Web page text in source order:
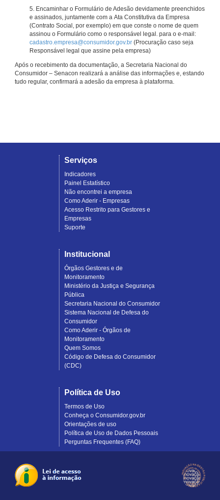
5. Encaminhar o Formulário de Adesão devidamente preenchidos
e assinados, juntamente com a Ata Constitutiva da Empresa
(Contrato Social, por exemplo) em que conste o nome de quem
assinou o Formulário como o responsável legal. para o e-mail:
cadastro.empresa@consumidor.gov.br (Procuração caso seja
Responsável legal que assine pela empresa)
Após o recebimento da documentação, a Secretaria Nacional do
Consumidor – Senacon realizará a análise das informações e, estando
tudo regular, confirmará a adesão da empresa à plataforma.
Serviços
Indicadores
Painel Estatístico
Não encontrei a empresa
Como Aderir - Empresas
Acesso Restrito para Gestores e
Empresas
Suporte
Institucional
Órgãos Gestores e de
Monitoramento
Ministério da Justiça e Segurança
Pública
Secretaria Nacional do Consumidor
Sistema Nacional de Defesa do
Consumidor
Como Aderir - Órgãos de
Monitoramento
Quem Somos
Código de Defesa do Consumidor
(CDC)
Política de Uso
Termos de Uso
Conheça o Consumidor.gov.br
Orientações de uso
Política de Uso de Dados Pessoais
Perguntas Frequentes (FAQ)